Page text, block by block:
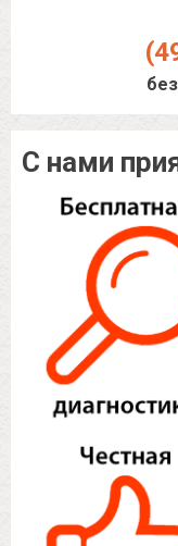
С нами